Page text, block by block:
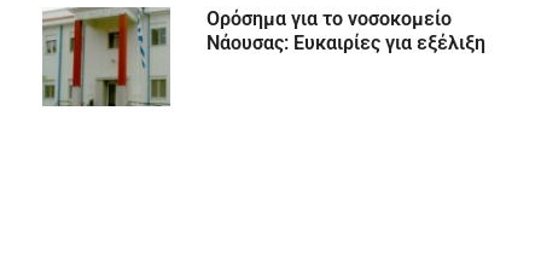
Ορόσημα για το νοσοκομείο
Νάουσας: Ευκαιρίες για εξέλιξη